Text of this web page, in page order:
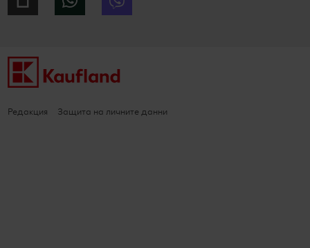
Редакция Защита на личните данни